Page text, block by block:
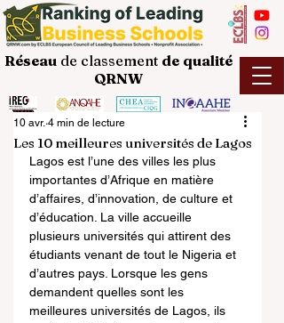
Réseau de classement de qualité
QRNW
Les 10 meilleures universités de Lagos
10 avr. 4 min de lecture
Lagos est l’une des villes les plus
importantes d’Afrique en matière
d’affaires, d’innovation, de culture et
d’éducation. La ville accueille
plusieurs universités qui attirent des
étudiants venant de tout le Nigeria et
d’autres pays. Lorsque les gens
demandent quelles sont les
meilleures universités de Lagos, ils